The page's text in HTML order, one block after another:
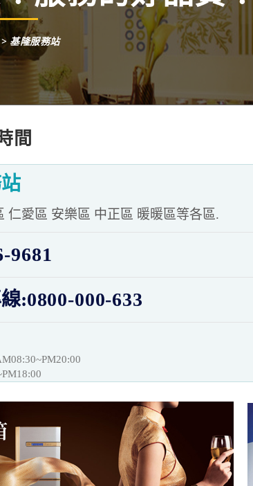
基隆服務站
間
仁愛區 安樂區 中正區 暖暖區等各區.
9681
:0800-000-633